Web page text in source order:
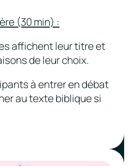
(30 min) :
affichent leur titre et
de leur choix.
à entrer en débat
au texte biblique si